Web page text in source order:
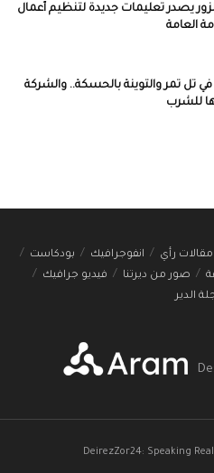
يصدر تعليمات جديدة لتنظيم أعمال
العامة
تل تمر والتوينة بالحسكة.. والشركة
للشرب
مقالات رأي انفوجرافيك
بودكاست
صور من ديرتنا
فيديو جرافيك
الدير
DeirezZor24: Speaking